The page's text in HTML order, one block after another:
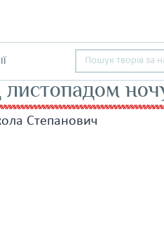
листопадом
Степанович